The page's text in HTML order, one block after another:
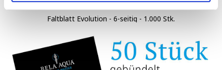
Faltblatt Evolution - 6-seitig - 1.000 Stk.